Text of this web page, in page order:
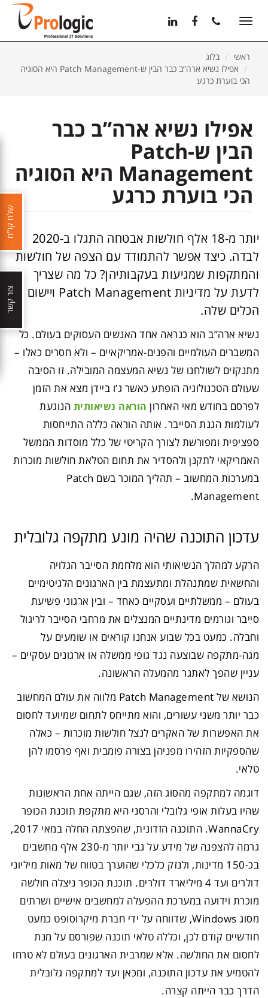
Toggle
ראשי
בלוג
אפילו נשיא ארה”ב כבר הבין ש-Patch Management היא הסוגיה
הכי בוערת כרגע
אפילו נשיא ארה”ב כבר
הבין ש-Patch
Management היא הסוגיה
הכי בוערת כרגע
יותר מ-18 אלף חולשות אבטחה התגלו ב-2020
לבדה. כיצד אפשר להתמודד עם הצפה של חולשות
והמתקפות שמגיעות בעקבותיהן? כל מה שצריך
לדעת על מדיניות Patch Management ויישום
הכלים שלה.
נשיא ארה”ב הוא כנראה אחד האנשים העסוקים בעולם. כל
המשברים העולמיים והפנים-אמריקאיים – ולא חסרים כאלו –
מתנקזים לשולחנו של נשיא המעצמה המובילה. זו הסיבה
שעולם הטכנולוגיה הופתע כאשר ג’ו ביידן מצא את הזמן
לפרסם בחודש מאי האחרון הוראה נשיאותית הנוגעת
לעולמות הגנת הסייבר. אותה הוראה כללה התייחסות
ספציפית ומפורשת לצורך הקריטי של כלל מוסדות הממשל
האמריקאי לתקנן ולהסדיר את תחום הטלאת חולשות מוכרות
במערכות המחשוב – תהליך המוכר בשם Patch
Management.
עדכון התוכנה שהיה מונע מתקפה גלובלית
הרקע למהלך הנשיאותי הוא מלחמת הסייבר הגלויה
והחשאית שמתנהלת ומתעצמת בין הארגונים הלגיטימיים
בעולם – ממשלתיים ועסקיים כאחד – ובין ארגוני פשיעת
סייבר וגורמים מדינתיים המנצלים את מרחבי הסייבר לריגול
וחבלה. כמעט בכל שבוע אנחנו קוראים או שומעים על
מגה-מתקפה שבוצעה נגד גופי ממשלה או ארגונים עסקיים –
עניין שהפך לאתגר מהמעלה הראשונה.
הנושא של Patch Management מלווה את עולם המחשוב
כבר יותר משני עשורים, והוא מתייחס לתחום שמיועד לחסום
את האפשרות של האקרים לנצל חולשות מוכרות – כאלה
שהספקיות הזהירו מפניהן בצורה פומבית ואף פרסמו להן
טלאי.
דוגמה למתקפה מהסוג הזה, שגם הייתה אחת הראשונות
שהיו בעלות אופי גלובלי והרסני היא מתקפת תוכנת הכופר
WannaCry. התוכנה הזדונית, שהפצתה החלה במאי 2017,
גרמה להצפנה של מידע על גבי יותר מ-230 אלף מחשבים
בכ-150 מדינות, ולנזק כלכלי שהוערך בטווח של מאות מיליוני
דולרים ועד 4 מיליארד דולרים. תוכנת הכופר ניצלה חולשה
מוכרת וידועה במערכת ההפעלה למחשבים אישיים ושרתים
מסוג Windows, שדווחה על ידי חברת מיקרוסופט כמעט
חודשיים קודם לכן, וכללה טלאי תוכנה שפורסם על מנת
לחסום את החולשה. אלא שמרבית הארגונים בעולם לא טרחו
להטמיע את עדכון התוכנה, ומכאן ועד למתקפה גלובלית
הדרך כבר הייתה קצרה.
שלח קו"ח
צור קשר